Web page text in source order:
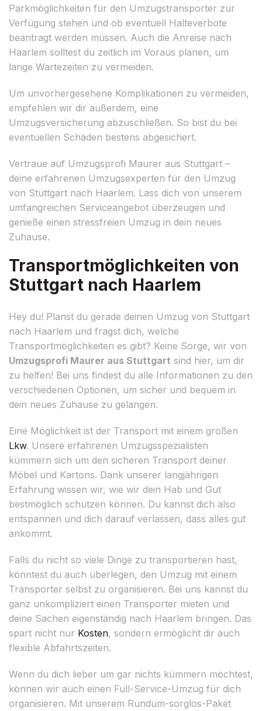
Parkmöglichkeiten für den Umzugstransporter zur
Verfügung stehen und ob eventuell Halteverbote
beantragt werden müssen. Auch die Anreise nach
Haarlem solltest du zeitlich im Voraus planen, um
lange Wartezeiten zu vermeiden.
Um unvorhergesehene Komplikationen zu vermeiden,
empfehlen wir dir außerdem, eine
Umzugsversicherung abzuschließen. So bist du bei
eventuellen Schäden bestens abgesichert.
Vertraue auf Umzugsprofi Maurer aus Stuttgart –
deine erfahrenen Umzugsexperten für den Umzug
von Stuttgart nach Haarlem. Lass dich von unserem
umfangreichen Serviceangebot überzeugen und
genieße einen stressfreien Umzug in dein neues
Zuhause.
Transportmöglichkeiten von
Stuttgart nach Haarlem
Hey du! Planst du gerade deinen Umzug von Stuttgart
nach Haarlem und fragst dich, welche
Transportmöglichkeiten es gibt? Keine Sorge, wir von
Umzugsprofi Maurer aus Stuttgart sind hier, um dir
zu helfen! Bei uns findest du alle Informationen zu den
verschiedenen Optionen, um sicher und bequem in
dein neues Zuhause zu gelangen.
Eine Möglichkeit ist der Transport mit einem großen
Lkw. Unsere erfahrenen Umzugsspezialisten
kümmern sich um den sicheren Transport deiner
Möbel und Kartons. Dank unserer langjährigen
Erfahrung wissen wir, wie wir dein Hab und Gut
bestmöglich schützen können. Du kannst dich also
entspannen und dich darauf verlassen, dass alles gut
ankommt.
Falls du nicht so viele Dinge zu transportieren hast,
könntest du auch überlegen, den Umzug mit einem
Transporter selbst zu organisieren. Bei uns kannst du
ganz unkompliziert einen Transporter mieten und
deine Sachen eigenständig nach Haarlem bringen. Das
spart nicht nur Kosten, sondern ermöglicht dir auch
flexible Abfahrtszeiten.
Wenn du dich lieber um gar nichts kümmern möchtest,
können wir auch einen Full-Service-Umzug für dich
organisieren. Mit unserem Rundum-sorglos-Paket